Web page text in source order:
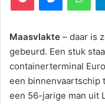
Maasvlakte – daar is
gebeurd. Een stuk
containerterminal
een binnenvaartschip
een 56-jarige man uit